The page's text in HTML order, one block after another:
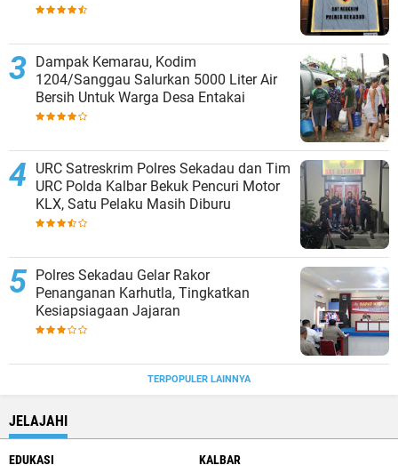
Dampak Kemarau, Kodim
1204/Sanggau Salurkan 5000 Liter Air
Bersih Untuk Warga Desa Entakai
URC Satreskrim Polres Sekadau dan Tim
URC Polda Kalbar Bekuk Pencuri Motor
KLX, Satu Pelaku Masih Diburu
Polres Sekadau Gelar Rakor
Penanganan Karhutla, Tingkatkan
Kesiapsiagaan Jajaran
TERPOPULER LAINNYA
JELAJAHI
EDUKASI KALBAR